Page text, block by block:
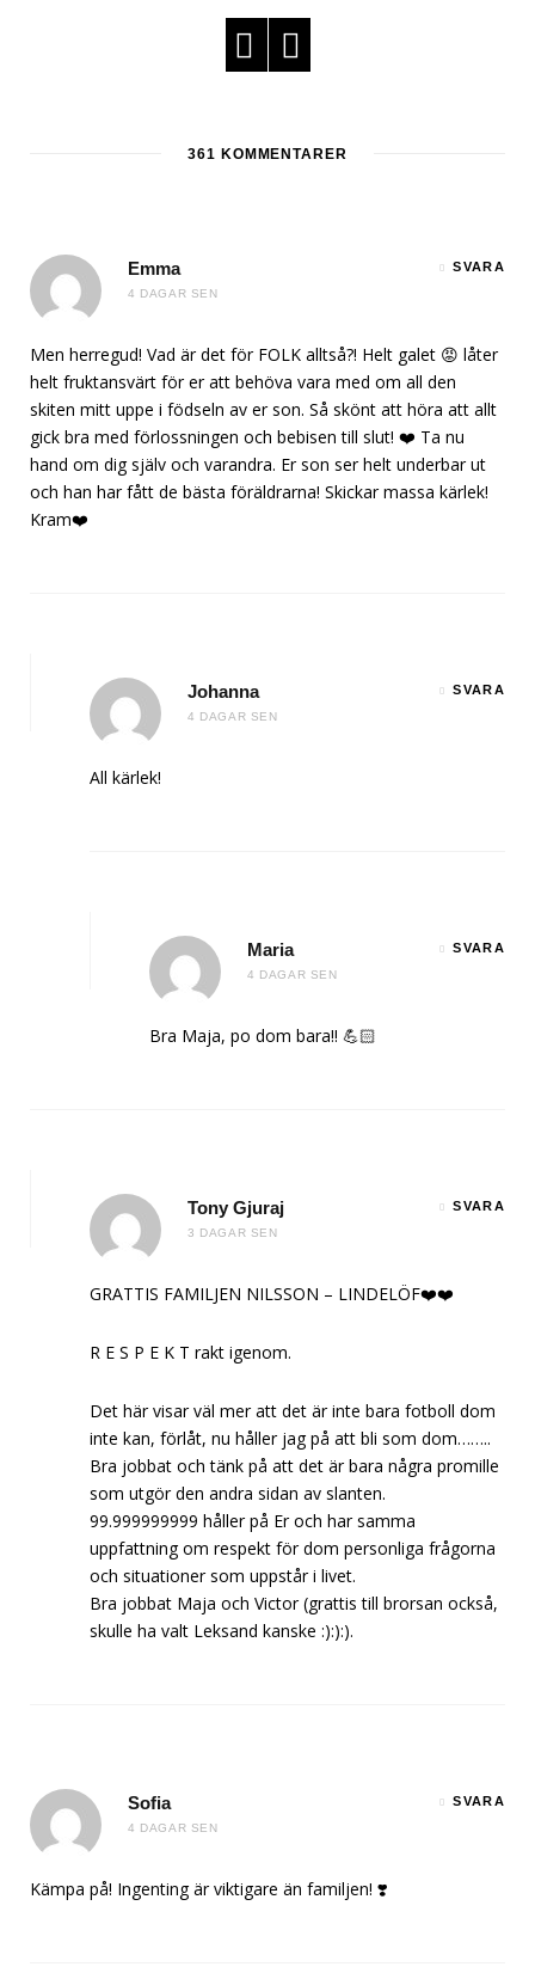
361 KOMMENTARER
Emma
4 DAGAR SEN
SVARA
Men herregud! Vad är det för FOLK alltså?! Helt galet 😡 låter
helt fruktansvärt för er att behöva vara med om all den
skiten mitt uppe i födseln av er son. Så skönt att höra att allt
gick bra med förlossningen och bebisen till slut! ❤️ Ta nu
hand om dig själv och varandra. Er son ser helt underbar ut
och han har fått de bästa föräldrarna! Skickar massa kärlek!
Kram❤️
Johanna
4 DAGAR SEN
SVARA
All kärlek!
Maria
4 DAGAR SEN
SVARA
Bra Maja, po dom bara!! 💪🏻
Tony Gjuraj
3 DAGAR SEN
SVARA
GRATTIS FAMILJEN NILSSON – LINDELÖF❤️❤️
R E S P E K T rakt igenom.
Det här visar väl mer att det är inte bara fotboll dom
inte kan, förlåt, nu håller jag på att bli som dom……..
Bra jobbat och tänk på att det är bara några promille
som utgör den andra sidan av slanten.
99.999999999 håller på Er och har samma
uppfattning om respekt för dom personliga frågorna
och situationer som uppstår i livet.
Bra jobbat Maja och Victor (grattis till brorsan också,
skulle ha valt Leksand kanske :):):).
Sofia
4 DAGAR SEN
SVARA
Kämpa på! Ingenting är viktigare än familjen! ❣️